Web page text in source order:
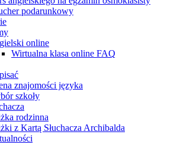
podarunkowy
online
Wirtualna klasa online FAQ
znajomości języka
szkoły
rodzinna
z Kartą Słuchacza Archibalda